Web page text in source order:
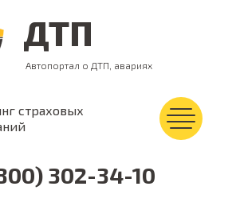
ДТП
Автопортал о ДТП, авариях
страховых
302-34-10